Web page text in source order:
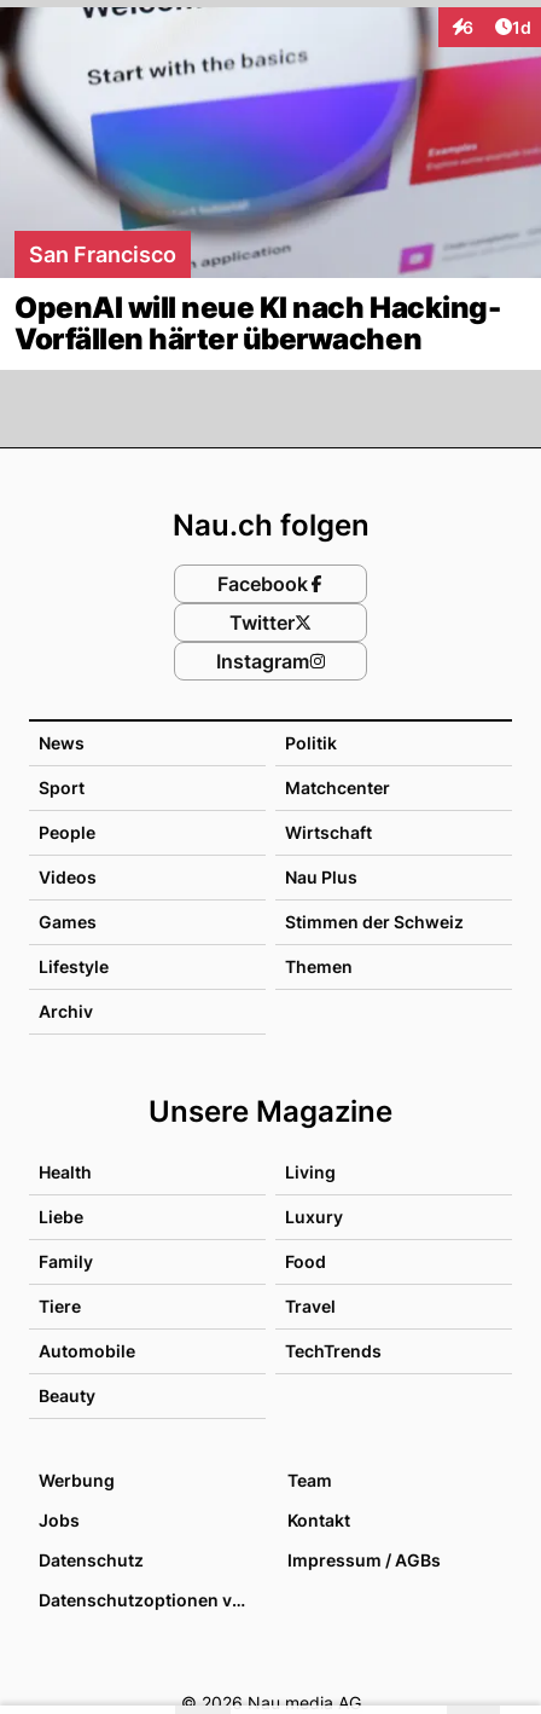
6 1d
San Francisco
OpenAI will neue KI nach Hacking-
Vorfällen härter überwachen
News Politik
Sport Matchcenter
People Wirtschaft
Videos Nau Plus
Games Stimmen der Schweiz
Lifestyle Themen
Archiv
Unsere Magazine
Health Living
Liebe Luxury
Family Food
Tiere Travel
Automobile TechTrends
Beauty
Nau.ch folgen
Facebook
Twitter
Instagram
Werbung
Team
Jobs
Kontakt
Datenschutz
Impressum / AGBs
Datenschutzoptionen verwalten
© 2026 Nau media AG